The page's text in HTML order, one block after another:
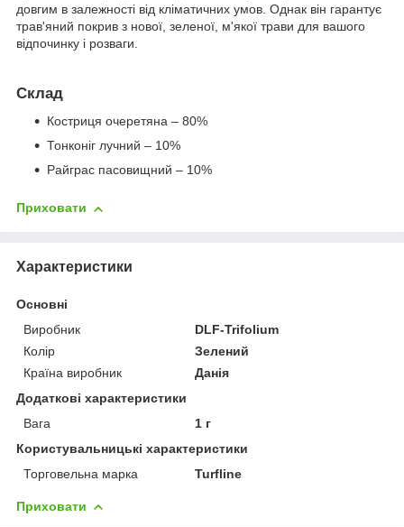
довгим в залежності від кліматичних умов. Однак він гарантує
трав'яний покрив з нової, зеленої, м'якої трави для вашого
відпочинку і розваги.
Склад
Костриця очеретяна – 80%
Тонконіг лучний – 10%
Райграс пасовищний – 10%
Приховати
Характеристики
Основні
Виробник
DLF-Trifolium
Колір
Зелений
Країна виробник
Данія
Додаткові характеристики
Вага
1 г
Користувальницькі характеристики
Торговельна марка
Turfline
Приховати